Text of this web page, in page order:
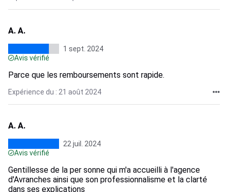
A. A.
1 sept. 2024
Avis vérifié
Parce que les remboursements sont rapide.
Expérience du : 21 août 2024
A. A.
22 juil. 2024
Avis vérifié
Gentillesse de la per sonne qui m'a accueilli à l'agence
d'Avranches ainsi que son professionnalisme et la clarté
dans ses explications